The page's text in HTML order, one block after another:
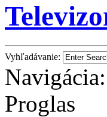
Vyhľadávanie:
Navigácia:
Proglas